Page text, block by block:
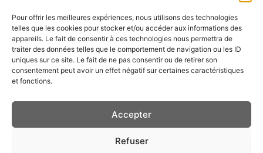
Pour offrir les meilleures expériences, nous utilisons des technologies
telles que les cookies pour stocker et/ou accéder aux informations des
appareils. Le fait de consentir à ces technologies nous permettra de
traiter des données telles que le comportement de navigation ou les ID
uniques sur ce site. Le fait de ne pas consentir ou de retirer son
consentement peut avoir un effet négatif sur certaines caractéristiques
et fonctions.
Accepter
Refuser